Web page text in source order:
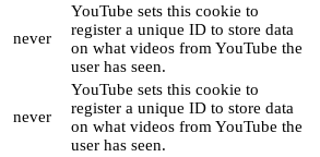
never
YouTube sets this cookie to
register a unique ID to store data
on what videos from YouTube the
user has seen.
never
YouTube sets this cookie to
register a unique ID to store data
on what videos from YouTube the
user has seen.